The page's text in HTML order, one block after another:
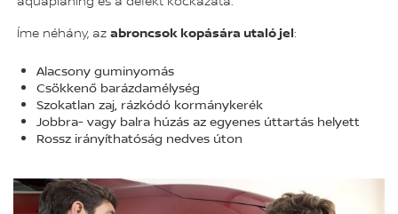
Íme néhány, azabroncsok kopására utaló jel:
Alacsony guminyomás
Csökkenő barázdamélység
Szokatlan zaj, rázkódó kormánykerék
Jobbra- vagy balra húzás az egyenes úttartás helyett
Rossz irányíthatóság nedves úton